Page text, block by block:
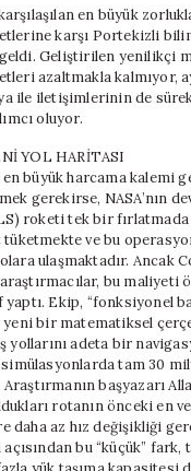
en büyük
karşı Portekizli
Geliştirilen yenilikçi
azaltmakla kalmıyor,
ile iletişimlerinin de
oluyor.
YOL HARİTASI
büyük harcama kalemi
gerekirse, NASA’nın
roketi tek bir
tüketmekte ve bu
ulaşmaktadır. Ancak
bu maliyeti
Ekip, “fonksiyonel
yeni bir matematiksel
yollarını adeta bir
tam 30
başyazarı
rotanın önceki en
daha az hız değişikliği
bu “küçük” fark,